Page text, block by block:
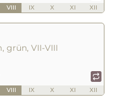
VIII IX X XI XII
grün, VII-VIII
VIII IX X XI XII